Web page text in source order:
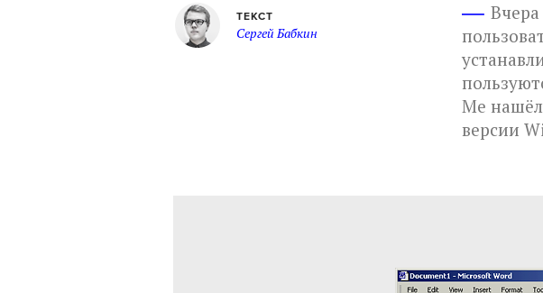
ТЕКСТ
Сергей Бабкин
Me
версии